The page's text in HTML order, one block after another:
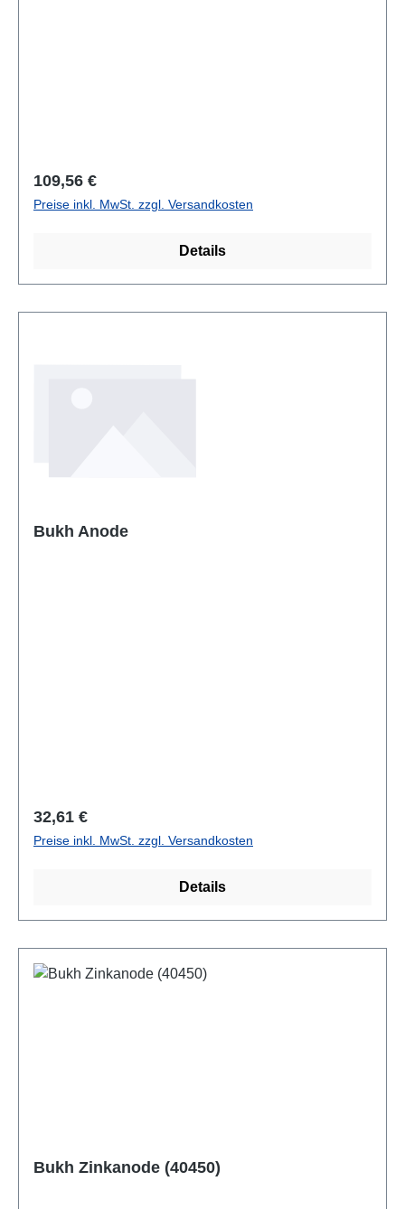
Regulärer Preis:
109,56 €
Preise inkl. MwSt. zzgl. Versandkosten
Details
Bukh Anode
Regulärer Preis:
32,61 €
Preise inkl. MwSt. zzgl. Versandkosten
Details
Bukh Zinkanode (40450)